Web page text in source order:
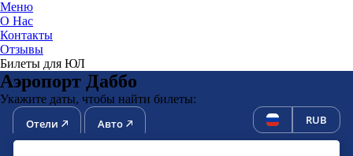
Меню
О Нас
Контакты
Отзывы
Билеты для ЮЛ
Аэропорт Даббо
Укажите даты, чтобы найти билеты:
Отели Авто RUB